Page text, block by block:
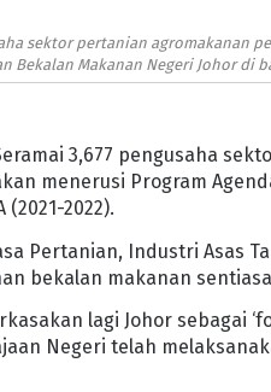
sektor pertanian agromakanan
Bekalan Makanan Negeri Johor di
3,677 pengusaha
menerusi Program
(2021-2022).
Pertanian, Industri Asas
bekalan makanan
lagi Johor sebagai
Negeri telah